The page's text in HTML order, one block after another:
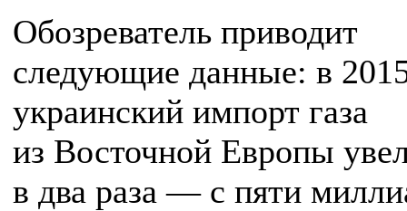
Обозреватель приводит
следующие данные: в
украинский импорт газа
из Восточной Европы
в два раза — с пяти